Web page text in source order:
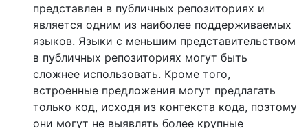
представлен в публичных репозиториях и
является одним из наиболее поддерживаемых
языков. Языки с меньшим представительством
в публичных репозиториях могут быть
сложнее использовать. Кроме того,
встроенные предложения могут предлагать
только код, исходя из контекста кода, поэтому
они могут не выявлять более крупные